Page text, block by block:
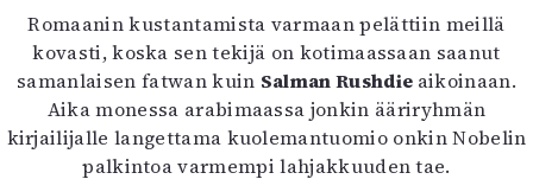
Romaanin kustantamista varmaan pelättiin meillä
kovasti, koska sen tekijä on kotimaassaan saanut
samanlaisen fatwan kuin Salman Rushdie aikoinaan.
Aika monessa arabimaassa jonkin ääriryhmän
kirjailijalle langettama kuolemantuomio onkin Nobelin
palkintoa varmempi lahjakkuuden tae.